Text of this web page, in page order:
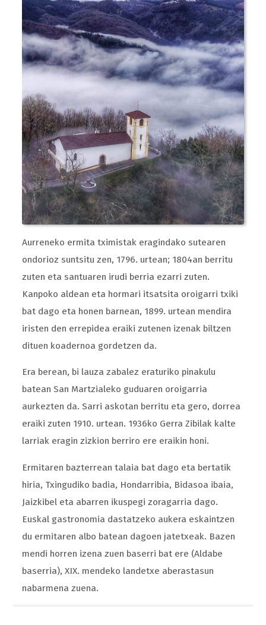
Aurreneko ermita tximistak eragindako sutearen
ondorioz suntsitu zen, 1796. urtean; 1804an berritu
zuten eta santuaren irudi berria ezarri zuten.
Kanpoko aldean eta hormari itsatsita oroigarri txiki
bat dago eta honen barnean, 1899. urtean mendira
iristen den errepidea eraiki zutenen izenak biltzen
dituen koadernoa gordetzen da.
Era berean, bi lauza zabalez eraturiko pinakulu
batean San Martzialeko guduaren oroigarria
aurkezten da. Sarri askotan berritu eta gero, dorrea
eraiki zuten 1910. urtean. 1936ko Gerra Zibilak kalte
larriak eragin zizkion berriro ere eraikin honi.
Ermitaren bazterrean talaia bat dago eta bertatik
hiria, Txingudiko badia, Hondarribia, Bidasoa ibaia,
Jaizkibel eta abarren ikuspegi zoragarria dago.
Euskal gastronomia dastatzeko aukera eskaintzen
du ermitaren albo batean dagoen jatetxeak. Bazen
mendi horren izena zuen baserri bat ere (Aldabe
baserria), XIX. mendeko landetxe aberastasun
nabarmena zuena.